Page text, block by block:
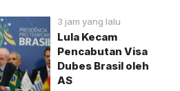
3 jam yang lalu
Lula Kecam
Pencabutan Visa
Dubes Brasil oleh
AS